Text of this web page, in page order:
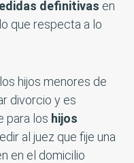
definitivas en
que respecta a lo
hijos menores de
divorcio y es
para los hijos
al juez que fije una
en el domicilio